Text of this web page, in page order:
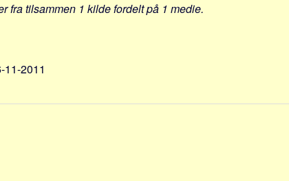
fra tilsammen 1 kilde fordelt på 1 medie.
11-2011